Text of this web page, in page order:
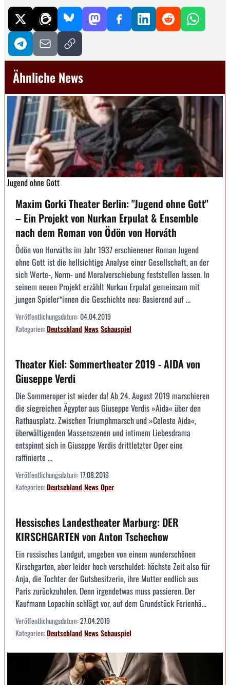
Ähnliche News
Jugend ohne Gott
Maxim Gorki Theater Berlin: "Jugend ohne Gott"
– Ein Projekt von Nurkan Erpulat & Ensemble
nach dem Roman von Ödön von Horváth
Ödön von Horváths im Jahr 1937 erschienener Roman Jugend
ohne Gott ist die hellsichtige Analyse einer Gesellschaft, an der
sich Werte-, Norm- und Moralverschiebung feststellen lassen. In
seinem neuen Projekt erzählt Nurkan Erpulat gemeinsam mit
jungen Spieler*innen die Geschichte neu: Basierend auf ...
Veröffentlichungsdatum:04.04.2019
Kategorien:DeutschlandNewsSchauspiel
Theater Kiel: Sommertheater 2019 - AIDA von
Giuseppe Verdi
Die Sommeroper ist wieder da! Ab 24. August 2019 marschieren
die siegreichen Ägypter aus Giuseppe Verdis »Aida« über den
Rathausplatz. Zwischen Triumphmarsch und »Celeste Aida«,
überwältigenden Massenszenen und intimem Liebesdrama
entspinnt sich in Giuseppe Verdis drittletzter Oper eine
raffinierte ...
Veröffentlichungsdatum:17.08.2019
Kategorien:DeutschlandNewsOper
Hessisches Landestheater Marburg: DER
KIRSCHGARTEN von Anton Tschechow
Ein russisches Landgut, umgeben von einem wunderschönen
Kirschgarten, aber leider hoch verschuldet: höchste Zeit also für
Anja, die Tochter der Gutsbesitzerin, ihre Mutter endlich aus
Paris zurückzuholen. Denn irgendetwas muss passieren. Der
Kaufmann Lopachin schlägt vor, auf dem Grundstück Ferienhä...
Veröffentlichungsdatum:27.04.2019
Kategorien:DeutschlandNewsSchauspiel